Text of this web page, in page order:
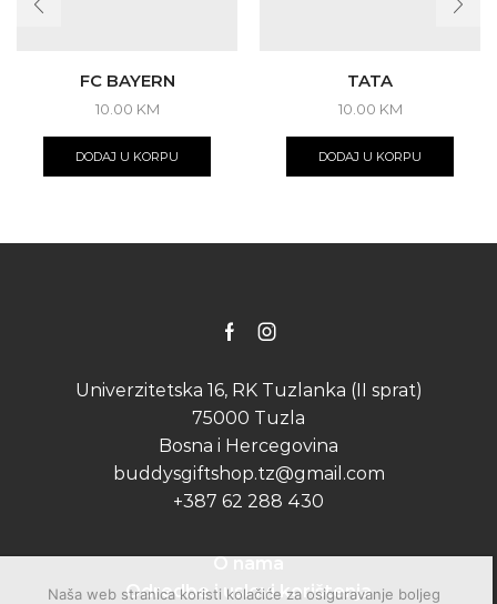
FC BAYERN
10.00 KM
DODAJ U KORPU
TATA
10.00 KM
DODAJ U KORPU
FacebookInstagram
Univerzitetska 16, RK Tuzlanka (II sprat)
75000 Tuzla
Bosna i Hercegovina
buddysgiftshop.tz@gmail.com
+387 62 288 430
Odredbe i uslovi korištenja
Naša web stranica koristi kolačiće za osiguravanje boljeg